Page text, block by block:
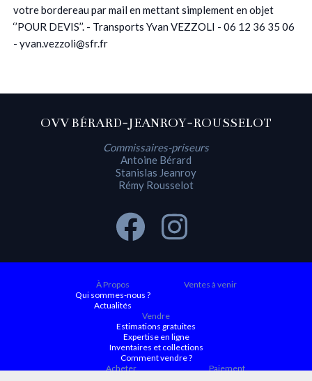
votre bordereau par mail en mettant simplement en objet
‘’POUR DEVIS’’. - Transports Yvan VEZZOLI - 06 12 36 35 06
- yvan.vezzoli@sfr.fr
OVV BÉRARD-JEANROY-ROUSSELOT
Commissaires-priseurs
Antoine Bérard
Stanislas Jeanroy
Rémy Rousselot
À Propos
Qui sommes-nous ?
Actualités
Ventes à venir
Vendre
Estimations gratuites
Expertise en ligne
Inventaires et collections
Comment vendre ?
Acheter
Paiement